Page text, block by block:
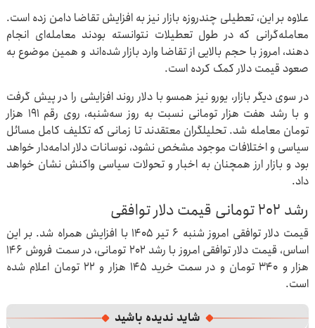
علاوه بر این، تعطیلی چندروزه بازار نیز به افزایش تقاضا دامن زده است.
معامله‌گرانی که در طول تعطیلات نتوانسته بودند معامله‌ای انجام
دهند، امروز با حجم بالایی از تقاضا وارد بازار شده‌اند و همین موضوع به
صعود قیمت دلار کمک کرده است.
در سوی دیگر بازار، یورو نیز همسو با دلار روند افزایشی را در پیش گرفت
و با رشد هفت هزار تومانی نسبت به روز سه‌شنبه، روی رقم ۱۹۱ هزار
تومان معامله شد. تحلیلگران معتقدند تا زمانی که تکلیف کامل مسائل
سیاسی و اختلافات موجود مشخص نشود، نوسانات دلار ادامه‌دار خواهد
بود و بازار ارز همچنان به اخبار و تحولات سیاسی واکنش نشان خواهد
داد.
رشد ۲۰۲ تومانی قیمت دلار توافقی
قیمت دلار توافقی امروز شنبه ۶ تیر ۱۴۰۵ با افزایش همراه شد. بر این
اساس، قیمت دلار توافقی امروز با رشد ۲۰۲ تومانی، در سمت فروش ۱۴۶
هزار و ۳۴۰ تومان و در سمت خرید ۱۴۵ هزار و ۲۲ تومان اعلام شده
است.
شاید ندیده باشید